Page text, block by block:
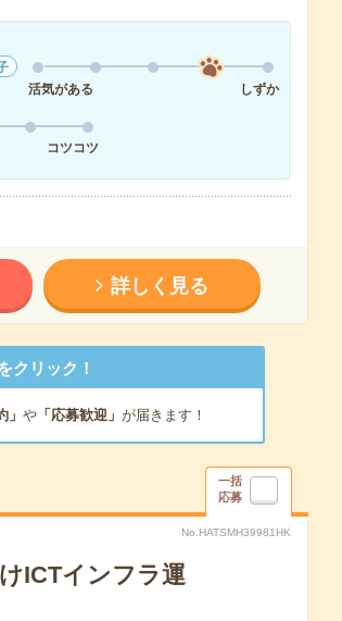
活気がある
しずか
コツコツ
詳しく見る
クリック！
」 や「応募歓迎」 が届きます！
一括
応募
No.HATSMH39981HK
ICTインフラ運